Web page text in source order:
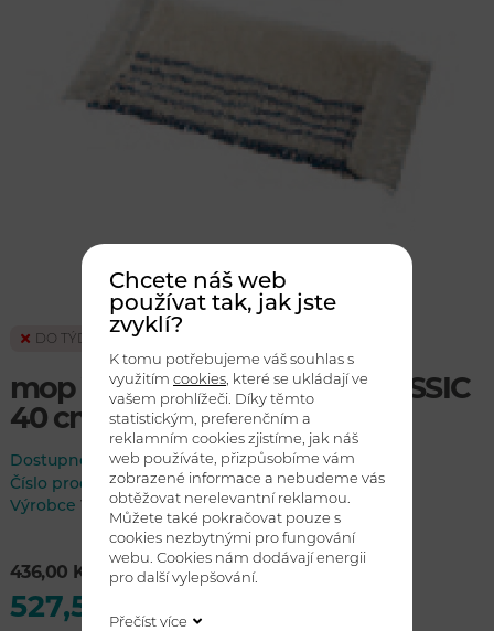
DO TÝDNE
mop VERMOP TWIXTER CLASSIC
40 cm - modrý
Dostupnost:do týdne
Číslo produktu14731
Výrobce
VERMOP
436,00 Kč bez DPH
527,56 Kč s DPH
Chcete náš web
používat tak, jak jste
zvyklí?
K tomu potřebujeme váš souhlas s
využitím cookies , které se ukládají ve
vašem prohlížeči. Díky těmto
statistickým, preferenčním a
reklamním cookies zjistíme, jak náš
web používáte, přizpůsobíme vám
zobrazené informace a nebudeme vás
obtěžovat nerelevantní reklamou.
Můžete také pokračovat pouze s
cookies nezbytnými pro fungování
webu. Cookies nám dodávají energii
pro další vylepšování.
Přečíst více